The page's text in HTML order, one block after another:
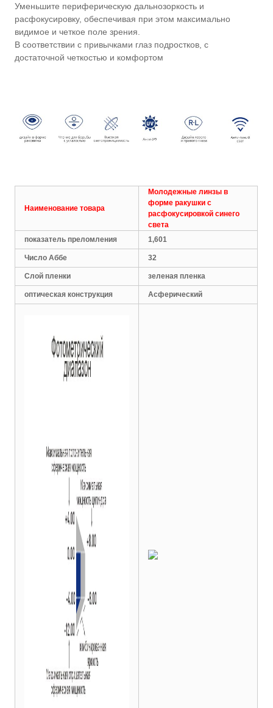
Уменьшите периферическую дальнозоркость и
расфокусировку, обеспечивая при этом максимально
видимое и четкое поле зрения.
В соответствии с привычками глаз подростков, с
достаточной четкостью и комфортом
Наименование товара
Молодежные линзы в
форме ракушки с
расфокусировкой синего
света
показатель преломления
1,601
Число Аббе 32
Слой пленки зеленая пленка
оптическая конструкция Асферический